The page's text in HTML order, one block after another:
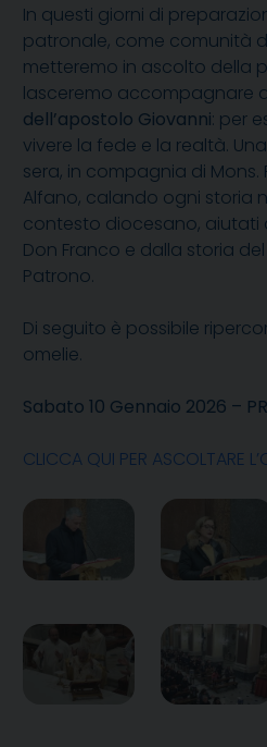
In questi giorni di
patronale, come comunità
metteremo in ascolto della
lasceremo accompagnare
dell’apostolo Giovanni: per
vivere la fede e la realtà.
sera, in compagnia di Mons.
Alfano, calando ogni storia
contesto diocesano, aiutati
Don Franco e dalla storia
Patrono.
Di seguito è possibile
omelie.
Sabato 10 Gennaio 2026 –
CLICCA QUI PER ASCOLTARE